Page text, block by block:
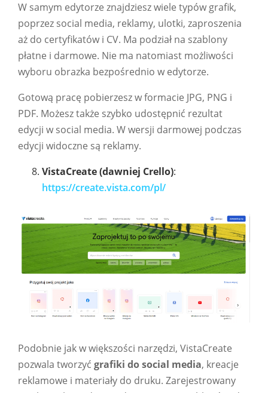
W samym edytorze znajdziesz wiele typów grafik,
poprzez social media, reklamy, ulotki, zaproszenia
aż do certyfikatów i CV. Ma podział na szablony
płatne i darmowe. Nie ma natomiast możliwości
wyboru obrazka bezpośrednio w edytorze.
Gotową pracę pobierzesz w formacie JPG, PNG i
PDF. Możesz także szybko udostępnić rezultat
edycji w social media. W wersji darmowej podczas
edycji widoczne są reklamy.
VistaCreate (dawniej Crello):
https://create.vista.com/pl/
Podobnie jak w większości narzędzi, VistaCreate
pozwala tworzyć grafiki do social media, kreacje
reklamowe i materiały do druku. Zarejestrowany